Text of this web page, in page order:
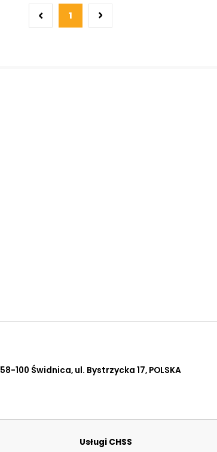
1
58-100 Świdnica, ul. Bystrzycka 17, POLSKA
Usługi CHSS